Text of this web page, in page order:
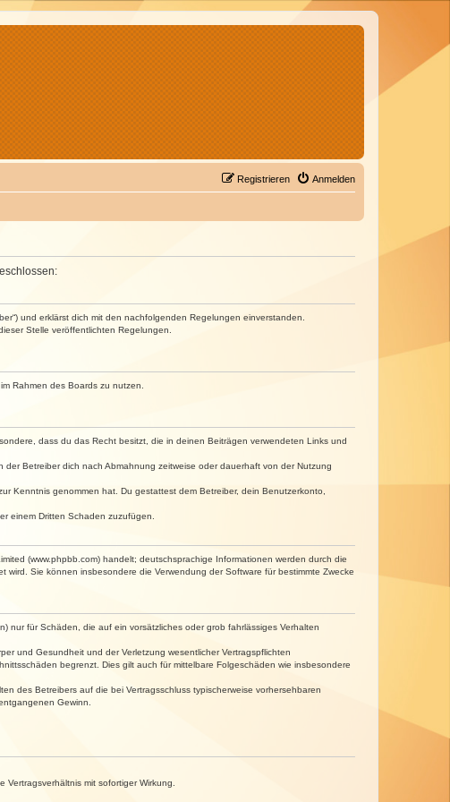
Anmelden
Registrieren
und erklärst dich mit den nachfolgenden Regelungen einverstanden.
Stelle veröffentlichten Regelungen.
Rahmen des Boards zu nutzen.
dass du das Recht besitzt, die in deinen Beiträgen verwendeten Links und
Betreiber dich nach Abmahnung zeitweise oder dauerhaft von der Nutzung
Kenntnis genommen hat. Du gestattest dem Betreiber, dein Benutzerkonto,
einem Dritten Schaden zuzufügen.
(www.phpbb.com) handelt; deutschsprachige Informationen werden durch die
Sie können insbesondere die Verwendung der Software für bestimmte Zwecke
nur für Schäden, die auf ein vorsätzliches oder grob fahrlässiges Verhalten
und Gesundheit und der Verletzung wesentlicher Vertragspflichten
begrenzt. Dies gilt auch für mittelbare Folgeschäden wie insbesondere
des Betreibers auf die bei Vertragsschluss typischerweise vorhersehbaren
Gewinn.
mit sofortiger Wirkung.